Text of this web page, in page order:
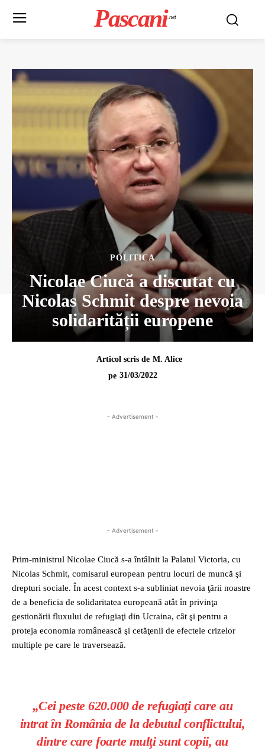
Pascani .net
POLITICA
Nicolae Ciucă a discutat cu
Nicolas Schmit despre nevoia
solidarității europene
Articol scris de M. Alice
pe 31/03/2022
- Advertisement -
- Advertisement -
Prim-ministrul Nicolae Ciucă s-a întâlnit la Palatul Victoria, cu
Nicolas Schmit, comisarul european pentru locuri de muncă şi
drepturi sociale. În acest context s-a subliniat nevoia ţării noastre
de a beneficia de solidaritatea europeană atât în privinţa
gestionării fluxului de refugiaţi din Ucraina, cât şi pentru a
proteja economia românească şi cetăţenii de efectele crizelor
multiple pe care le traversează.
„Cei peste 620.000 de refugiaţi care au
intrat în România de la debutul conflictului,
dintre care foarte mulţi sunt copii, au